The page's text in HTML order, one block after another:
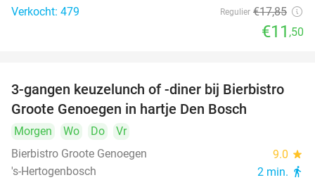
Verkocht: 479 Regulier €17,85
€11 ,50
41%
3-gangen keuzelunch of -diner bij Bierbistro
Groote Genoegen in hartje Den Bosch
Morgen Wo Do
Vr
Bierbistro Groote Genoegen
9.0 star
's-Hertogenbosch 2 min. directions_walk